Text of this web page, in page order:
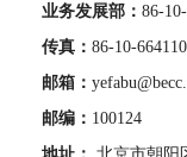
业务发展部： 86-
传真： 86-10-
邮箱：
邮编： 100124